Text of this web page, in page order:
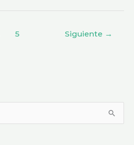
5 Siguiente →